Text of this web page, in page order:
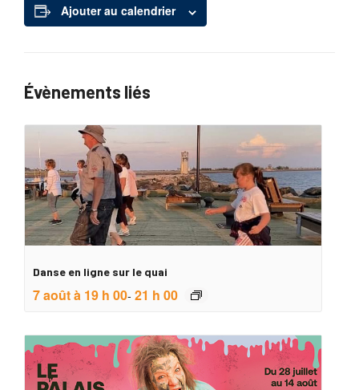
Ajouter au calendrier
Évènements liés
Danse en ligne sur le quai
7 août à 19 h 00- 21 h 00